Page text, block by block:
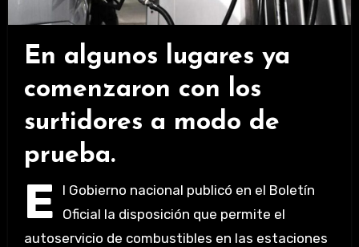
En algunos lugares ya
comenzaron con los
surtidores a modo de
prueba.
E
l Gobierno nacional publicó en el Boletín
Oficial la disposición que permite el
autoservicio de combustibles en las estaciones